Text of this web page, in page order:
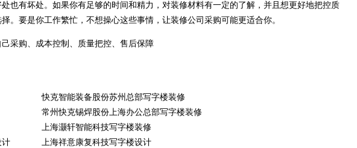
也有坏处。如果你有足够的时间和精力，对装修材料有一定的了解，并且想更好地把控质
。要是你工作繁忙，不想操心这些事情，让装修公司采购可能更适合你。
采购、成本控制、质量把控、售后保障
快克智能装备股份苏州总部写字楼装修
常州快克锡焊股份上海办公总部写字楼装修
上海灏轩智能科技写字楼装修
计
上海祥意康复科技写字楼设计